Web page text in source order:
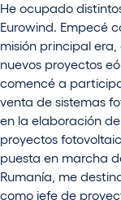
He ocupado
Eurowind. Empecé
misión principal
nuevos proyectos
comencé a
venta de sistemas
en la elaboración
proyectos
puesta en marcha
Rumanía, me
como jefe de